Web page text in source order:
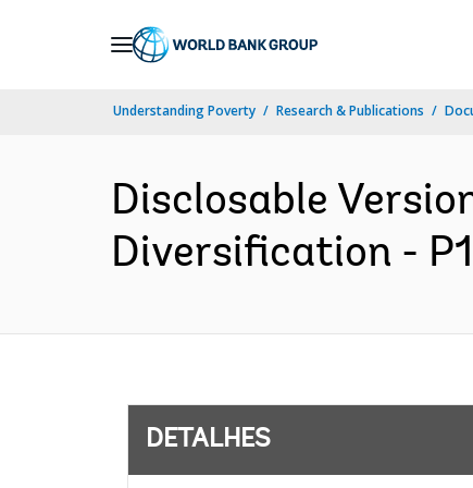
Understanding Poverty Research & Publications
Disclosable
Diversification -
DETALHES